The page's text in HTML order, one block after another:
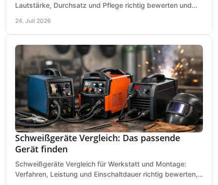
Lautstärke, Durchsatz und Pflege richtig bewerten und
24. Juli 2026
Schweißgeräte Vergleich: Das passende
Gerät finden
Schweißgeräte Vergleich für Werkstatt und Montage:
Verfahren, Leistung und Einschaltdauer richtig bewerten,